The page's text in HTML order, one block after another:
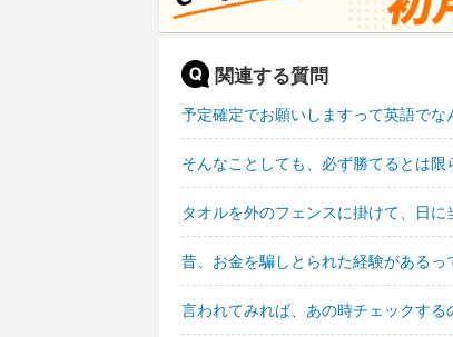
関連する質問
予定確定でお願いしますって英語でな
そんなことしても、必ず勝てるとは
タオルを外のフェンスに掛けて、日
昔、お金を騙しとられた経験があるっ
言われてみれば、あの時チェックす